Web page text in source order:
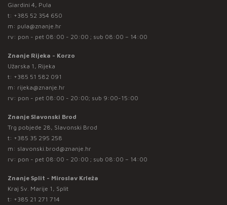
Giardini 4, Pula
t: +385 52 354 650
m: pula@znanje.hr
rv: pon - pet 08:00 - 20:00 ; sub 08:00 – 14:00
Znanje Rijeka - Korzo
Užarska 1, Rijeka
t: +385 51 582 091
m: rijeka@znanje.hr
rv: pon - pet 08:00 - 20:00; sub 9:00-15:00
Znanje Slavonski Brod
Trg pobjede 28, Slavonski Brod
t: +385 35 295 258
m: slavonski.brod@znanje.hr
rv: pon - pet 08:00 - 20:00 ; sub 08:00 – 14:00
Znanje Split - Miroslav Krleža
Kraj Sv. Marije 1, Split
t: +385 21 271 714